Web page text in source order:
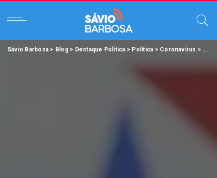
Sávio Barbosa > Blog> Destaque Política > Política > Coronavírus >